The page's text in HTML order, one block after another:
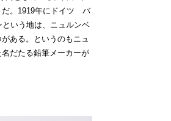
だ。1919年にドイツ バ
いう地は、ニュルンベ
ある。というのもニュ
だたる鉛筆メーカーが